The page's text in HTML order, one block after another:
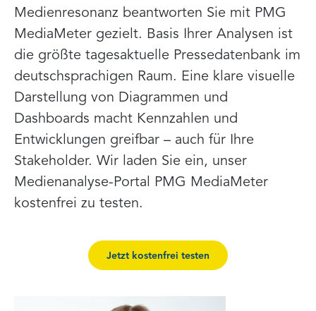
Medienresonanz beantworten Sie mit PMG
MediaMeter gezielt. Basis Ihrer Analysen ist
die größte tagesaktuelle Pressedatenbank im
deutschsprachigen Raum. Eine klare visuelle
Darstellung von Diagrammen und
Dashboards macht Kennzahlen und
Entwicklungen greifbar – auch für Ihre
Stakeholder. Wir laden Sie ein, unser
Medienanalyse-Portal PMG MediaMeter
kostenfrei zu testen.
Jetzt kostenfrei testen